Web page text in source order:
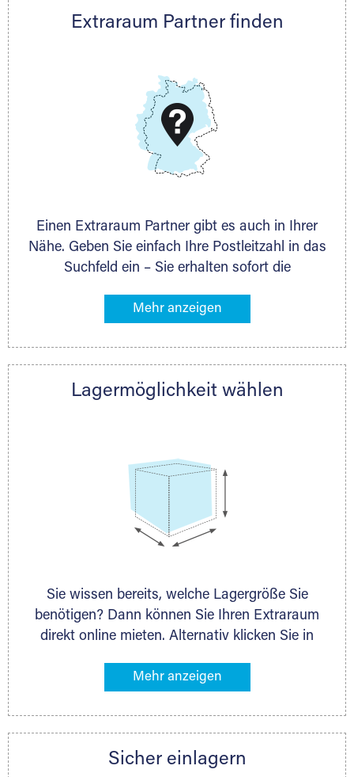
Telefon:+49 6145 5442 - 404
DMG Aktiengesellschaft
www.dmg-ag.com
Extraraum Partner finden
Einen Extraraum Partner gibt es auch in Ihrer
Nähe. Geben Sie einfach Ihre Postleitzahl in das
Suchfeld ein – Sie erhalten sofort die
Lagermöglichkeiten in Ihrer Nähe. An zahlreichen
direkt online mieten. Gibt es Extraraum noch
nächstgelegenen Partner und besprechen alles
Lagermöglichkeit wählen
Sie wissen bereits, welche Lagergröße Sie
benötigen? Dann können Sie Ihren Extraraum
direkt online mieten. Alternativ klicken Sie in
Gegenstände an, die Sie einlagern möchten –
ermittelt. Natürlich steht Ihnen Ihr Extraraum
persönlich hinsichtlich Lagervolumen und zu
Sicher einlagern